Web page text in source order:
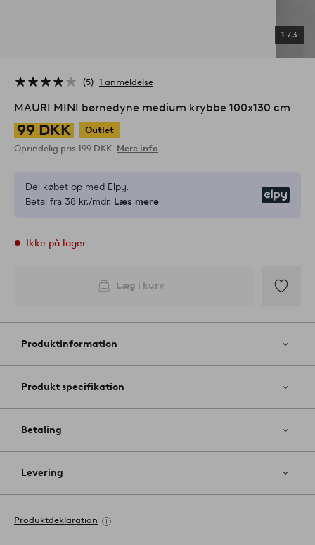
1 /3
5 1 anmeldelse
MAURI MINI børnedyne medium krybbe 100x130 cm
99 DKK
Outlet
Oprindelig pris 199 DKK Mere info
Del købet op med Elpy.
Betal fra 38 kr./mdr. Læs mere
Ikke på lager
Læg i kurv
til
Produktinformation
Produkt specifikation
Betaling
Levering
Produktdeklaration